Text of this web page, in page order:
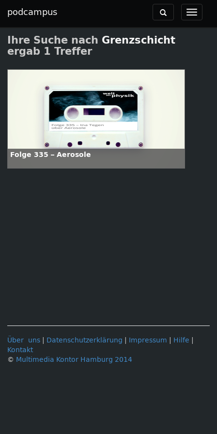
podcampus
Toggle
Toggle
navigation
Ihre Suche nach Grenzschicht
ergab 1 Treffer
Folge 335 – Aerosole
Über uns Datenschutzerklärung Impressum Hilfe
Kontakt
© Multimedia Kontor Hamburg 2014